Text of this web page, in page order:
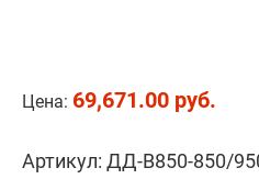
Цена: 69,671.00 руб.
Артикул: ДД-В850-850/